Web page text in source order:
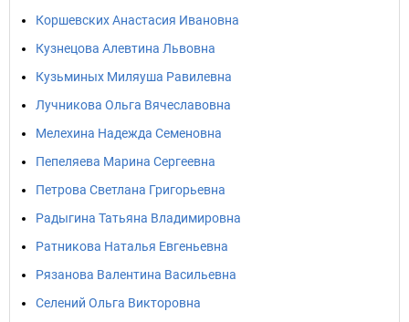
Коршевских Анастасия Ивановна
Кузнецова Алевтина Львовна
Кузьминых Миляуша Равилевна
Лучникова Ольга Вячеславовна
Мелехина Надежда Семеновна
Пепеляева Марина Сергеевна
Петрова Светлана Григорьевна
Радыгина Татьяна Владимировна
Ратникова Наталья Евгеньевна
Рязанова Валентина Васильевна
Селений Ольга Викторовна